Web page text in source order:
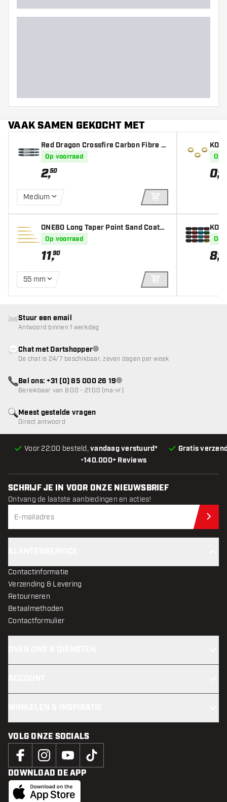
VAAK SAMEN GEKOCHT MET
Red Dragon Crossfire Carbon Fibre -
Dart Shafts
Op voorraad
2,50
Medium
IN WINKELWAGEN
ONE80 Long Taper Point Sand Coated
Gold - Dart Points
Op voorraad
11,90
55 mm
IN WINKELWAGEN
ld
Op
0,95
ets)
Op
8,95
•140.000+ Reviews
Voor 22:00 besteld,vandaag verstuurd* Gratis
Meest gestelde vragen
Direct antwoord
Stuur een email
Antwoord binnen 1 werkdag
Chat met Dartshopperklantenservice niet beschikbaar
De chat is 24/7 beschikbaar, zeven dagen per week
Bel ons: +31 (0) 85 000 26 19klantenservice niet beschikbaar
Bereikbaar van 8:00 - 21:00 (ma-vr)
SCHRIJF JE IN VOOR ONZE NIEUWSBRIEF
Ontvang de laatste aanbiedingen en acties!
Contactinformatie
Verzending & Levering
Retourneren
Betaalmethoden
Contactformulier
VOLG ONZE SOCIALS
DOWNLOAD DE APP